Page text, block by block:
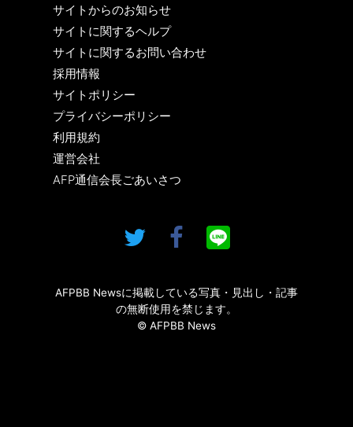
サイトからのお知らせ
サイトに関するヘルプ
サイトに関するお問い合わせ
採用情報
サイトポリシー
プライバシーポリシー
利用規約
運営会社
AFP通信会長ごあいさつ
AFPBB Newsに掲載している写真・見出し・記事
の無断使用を禁じます。
© AFPBB News